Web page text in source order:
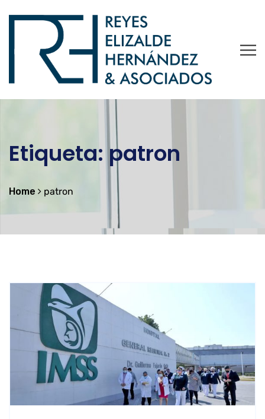
Etiqueta: patron
Home patron